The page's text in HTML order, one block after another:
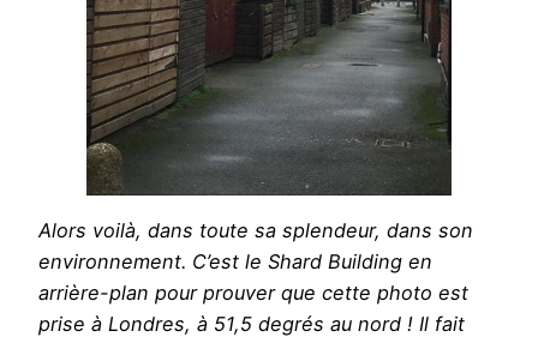
Alors voilà, dans toute sa splendeur, dans son
environnement. C’est le Shard Building en
arrière-plan pour prouver que cette photo est
prise à Londres, à 51,5 degrés au nord ! Il fait